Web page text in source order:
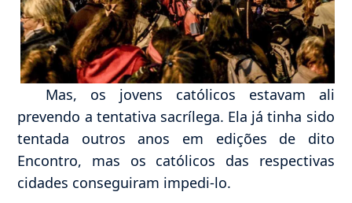
Mas, os jovens católicos estavam ali
prevendo a tentativa sacrílega. Ela já tinha sido
tentada outros anos em edições de dito
Encontro, mas os católicos das respectivas
cidades conseguiram impedi-lo.